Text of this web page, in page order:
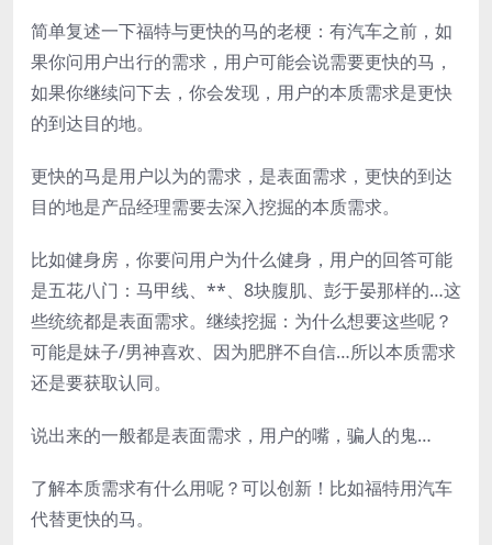
简单复述一下福特与更快的马的老梗：有汽车之前，如
果你问用户出行的需求，用户可能会说需要更快的马，
如果你继续问下去，你会发现，用户的本质需求是更快
的到达目的地。
更快的马是用户以为的需求，是表面需求，更快的到达
目的地是产品经理需要去深入挖掘的本质需求。
比如健身房，你要问用户为什么健身，用户的回答可能
是五花八门：马甲线、**、8块腹肌、彭于晏那样的…这
些统统都是表面需求。继续挖掘：为什么想要这些呢？
可能是妹子/男神喜欢、因为肥胖不自信…所以本质需求
还是要获取认同。
说出来的一般都是表面需求，用户的嘴，骗人的鬼…
了解本质需求有什么用呢？可以创新！比如福特用汽车
代替更快的马。